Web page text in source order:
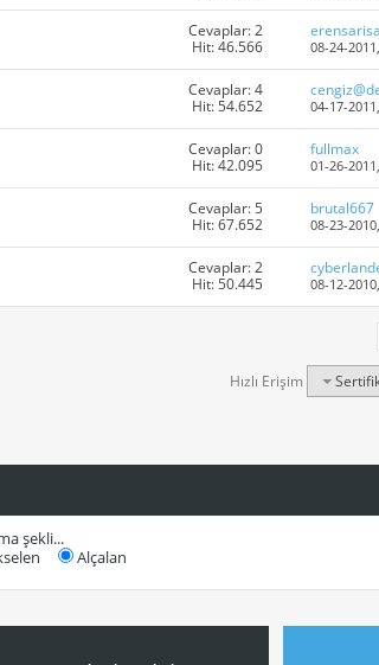
Cevaplar: 2
Hit: 46.566
08-24-2011,
Cevaplar: 4
Hit: 54.652
04-17-
Cevaplar: 0
Hit: 42.095
fullmax
01-26-
Cevaplar: 5
Hit: 67.652
brutal667
08-23-2010,
Cevaplar: 2
Hit: 50.445
08-12-
Hızlı Erişim
şekli...
Alçalan